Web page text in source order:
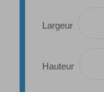
Largeur
Hauteur